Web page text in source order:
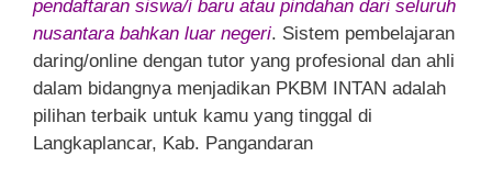
pendaftaran siswa/i baru atau pindahan dari seluruh
nusantara bahkan luar negeri. Sistem pembelajaran
daring/online dengan tutor yang profesional dan ahli
dalam bidangnya menjadikan PKBM INTAN adalah
pilihan terbaik untuk kamu yang tinggal di
Langkaplancar, Kab. Pangandaran